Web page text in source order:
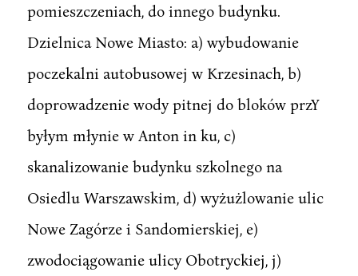
pomieszczeniach, do innego budynku.
Dzielnica Nowe Miasto: a) wybudowanie
poczekalni autobusowej w Krzesinach, b)
doprowadzenie wody pitnej do bloków przY
byłym młynie w Anton in ku, c)
skanalizowanie budynku szkolnego na
Osiedlu Warszawskim, d) wyżużlowanie ulic
Nowe Zagórze i Sandomierskiej, e)
zwodociągowanie ulicy Obotryckiej, j)